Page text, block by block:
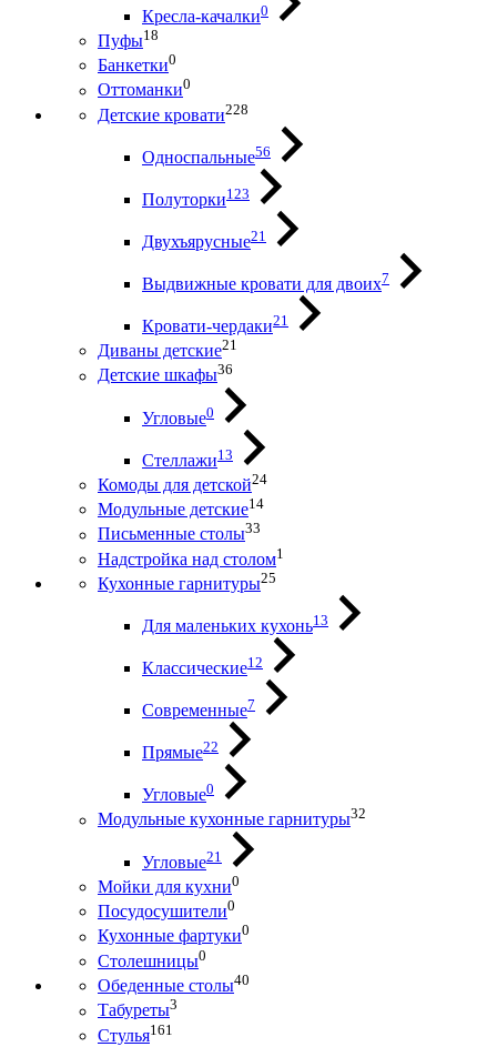
Кресла-качалки0
Пуфы18
Банкетки0
Оттоманки0
Детские кровати228
Односпальные56
Полуторки123
Двухъярусные21
Выдвижные кровати для двоих7
Кровати-чердаки21
Диваны детские21
Детские шкафы36
Угловые0
Стеллажи13
Комоды для детской24
Модульные детские14
Письменные столы33
Надстройка над столом1
Кухонные гарнитуры25
Для маленьких кухонь13
Классические12
Современные7
Прямые22
Угловые0
Модульные кухонные гарнитуры32
Угловые21
Мойки для кухни0
Посудосушители0
Кухонные фартуки0
Столешницы0
Обеденные столы40
Табуреты3
Стулья161